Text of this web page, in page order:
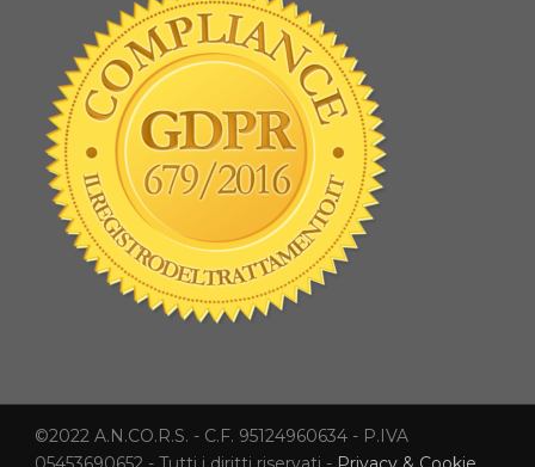
©2022 A.N.CO.R.S. - C.F. 95124960634 - P.IVA